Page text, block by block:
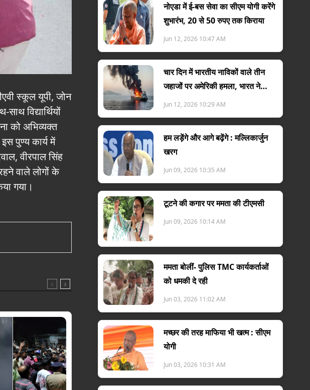
स्कूल यूपी, जोन
विद्यार्थियों
को अभिव्यक्त
पुण्य कार्य में
वीरपाल सिंह
वाले लोगों के
गया।
नोएडा में ई-बस सेवा का सीएम योगी करेंगे
शुभारंभ, 20 से 50 रुपए तक किराया
Jun 12, 2026 10:47 AM
चार दिन में भारतीय नाविकों वाले तीन
जहाजों पर अमेरिकी हमला, भारत ने
जताया विरोध
Jun 12, 2026 10:29 AM
हम लड़ेंगे और आगे बढ़ेंगे : मल्लिकार्जुन
खरग
Jun 09, 2026 10:35 AM
टूटने की कगार पर ममता की टीएमसी
Jun 09, 2026 10:14 AM
ममता बोलीं- पुलिस TMC कार्यकर्ताओं
को धमकी दे रही
Jun 03, 2026 11:02 AM
मच्छर की तरह माफिया भी खत्म : सीएम
योगी
Jun 03, 2026 10:31 AM